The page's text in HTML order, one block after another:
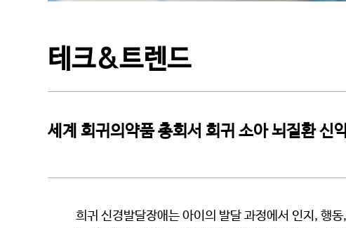
테크&트렌드
세계 희귀의약품 총회서 희귀 소아 뇌질환 신
희귀 신경발달장애는 아이의 발달 과정에서 인지, 행